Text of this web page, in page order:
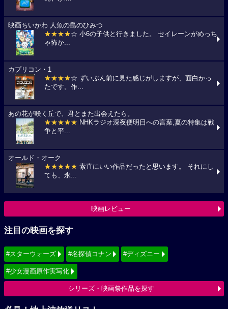
映画ちいかわ 人魚の島のひみつ
★★★★☆ 小6の子供と行きました。 セイレーンがめっち
ゃ怖か...
カプリコン・1
★★★★☆ ずいぶん前に見た感じがしますが、面白かっ
たです。作...
あの花が咲く丘で、君とまた出会えたら。
★★★★★ NHKラジオ深夜便明日への言葉,夏の特集は戦
争と平...
オールド・オーク
★★★★★ 素直にいい作品だったと思います。 それにし
ても、永...
映画レビュー
注目の映画を探す
#スターウォーズ #名探偵コナン #ディズニー
#少女漫画原作実写化
シリーズ・映画祭作品を探す